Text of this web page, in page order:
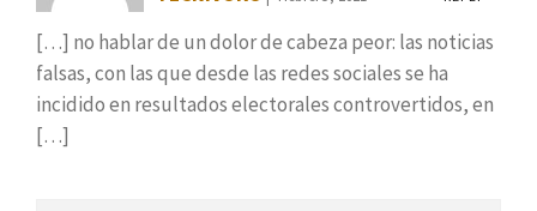
[…] no hablar de un dolor de cabeza peor: las noticias
falsas, con las que desde las redes sociales se ha
incidido en resultados electorales controvertidos, en
[…]